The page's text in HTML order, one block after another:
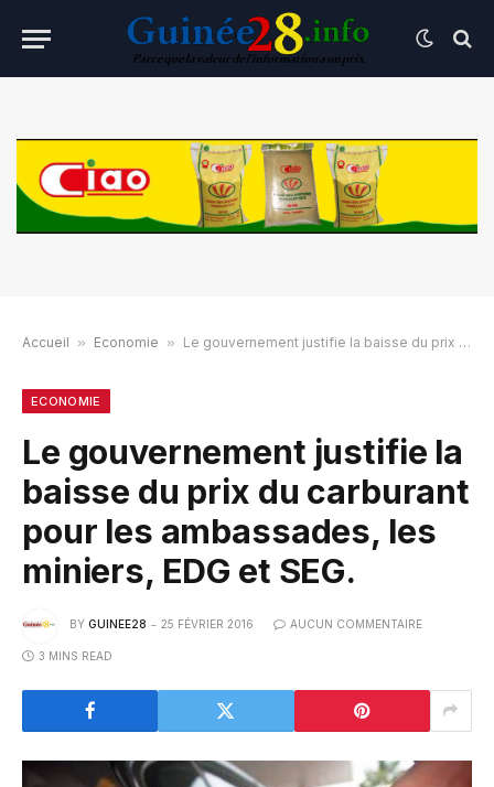
Accueil » Economie » Le gouvernement justifie la baisse du prix du carburant pour les ambassades, les miniers, EDG et SEG.
ECONOMIE
Le gouvernement justifie la
baisse du prix du carburant
pour les ambassades, les
miniers, EDG et SEG.
BY GUINEE28 25 FÉVRIER 2016 AUCUN COMMENTAIRE
3 MINS READ